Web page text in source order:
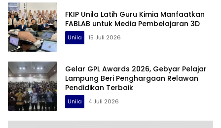
FKIP Unila Latih Guru Kimia Manfaatkan
FABLAB untuk Media Pembelajaran 3D
Unila 15 Juli 2026
Gelar GPL Awards 2026, Gebyar Pelajar
Lampung Beri Penghargaan Relawan
Pendidikan Terbaik
Unila 4 Juli 2026